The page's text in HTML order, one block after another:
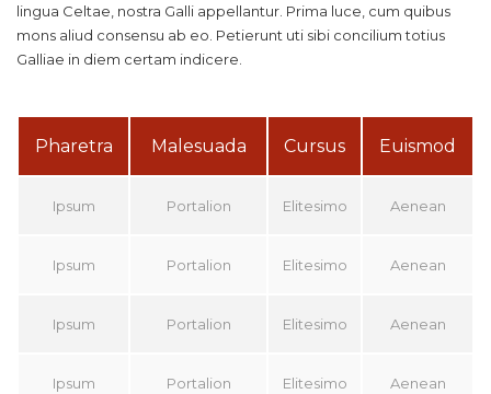
lingua Celtae, nostra Galli appellantur. Prima luce, cum quibus
mons aliud consensu ab eo. Petierunt uti sibi concilium totius
Galliae in diem certam indicere.
Pharetra Malesuada Cursus Euismod
Ipsum Portalion Elitesimo Aenean
Ipsum Portalion Elitesimo Aenean
Ipsum Portalion Elitesimo Aenean
Ipsum Portalion Elitesimo Aenean